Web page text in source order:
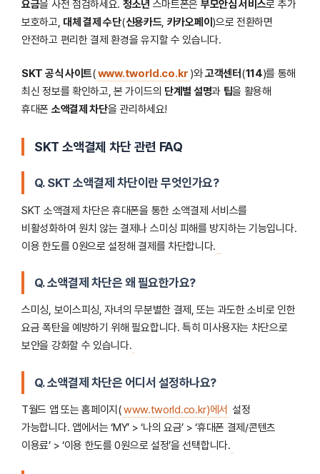
요금을 사전 점검하세요. 청소년 스마트폰은 부모안심 서비스로 추가
보호하고, 대체 결제 수단(신용카드, 카카오페이 )으로 전환하면
안전하고 편리한 결제 환경을 유지할 수 있습니다.
SKT 공식 사이트(www.tworld.co.kr )와고객센터 (114)를 통해
최신 정보를 확인하고, 본 가이드의 단계별 설명과 팁을 활용해
휴대폰 소액결제 차단을 관리하세요!
SKT 소액결제 차단 관련 FAQ
Q. SKT 소액결제 차단이란 무엇인가요?
SKT 소액결제 차단은 휴대폰을 통한 소액결제 서비스를
비활성화하여 원치 않는 결제나 스미싱 피해를 방지하는 기능입니다.
이용 한도를 0원으로 설정해 결제를 차단합니다.
Q. 소액결제 차단은 왜 필요한가요?
스미싱, 보이스피싱, 자녀의 무분별한 결제, 또는 과도한 소비로 인한
요금 폭탄을 예방하기 위해 필요합니다. 특히 미사용자는 차단으로
보안을 강화할 수 있습니다.
Q. 소액결제 차단은 어디서 설정하나요?
T월드 앱 또는 홈페이지(www.tworld.co.kr)에서 설정
가능합니다. 앱에서는 ‘MY’ > ‘나의 요금’ > ‘휴대폰 결제/콘텐츠
이용료’ > ‘이용 한도를 0원으로 설정’을 선택합니다.